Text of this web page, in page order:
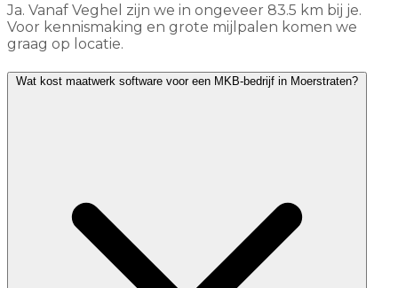
Ja. Vanaf Veghel zijn we in ongeveer 83.5 km bij je.
Voor kennismaking en grote mijlpalen komen we
graag op locatie.
Wat kost maatwerk software voor een MKB-bedrijf in Moerstraten?